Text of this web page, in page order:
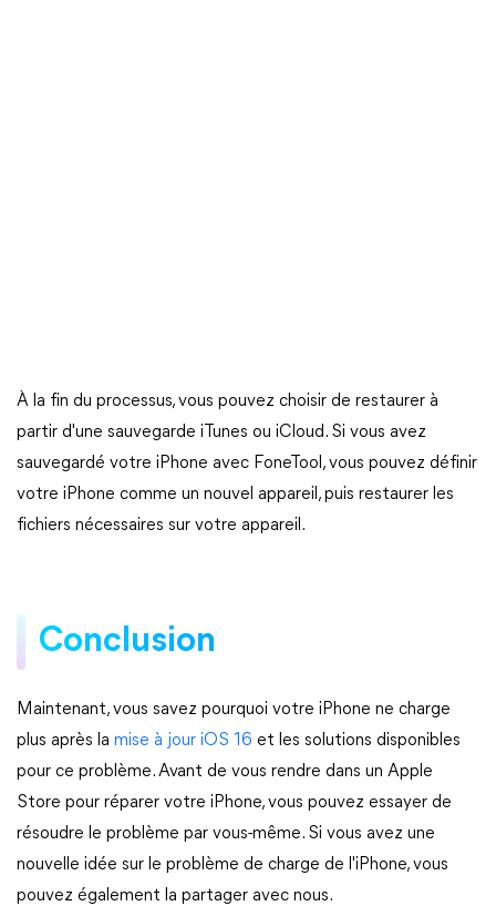
À la fin du processus, vous pouvez choisir de restaurer à
partir d'une sauvegarde iTunes ou iCloud. Si vous avez
sauvegardé votre iPhone avec FoneTool, vous pouvez définir
votre iPhone comme un nouvel appareil, puis restaurer les
fichiers nécessaires sur votre appareil.
Conclusion
Maintenant, vous savez pourquoi votre iPhone ne charge
plus après la mise à jour iOS 16 et les solutions disponibles
pour ce problème. Avant de vous rendre dans un Apple
Store pour réparer votre iPhone, vous pouvez essayer de
résoudre le problème par vous-même. Si vous avez une
nouvelle idée sur le problème de charge de l'iPhone, vous
pouvez également la partager avec nous.